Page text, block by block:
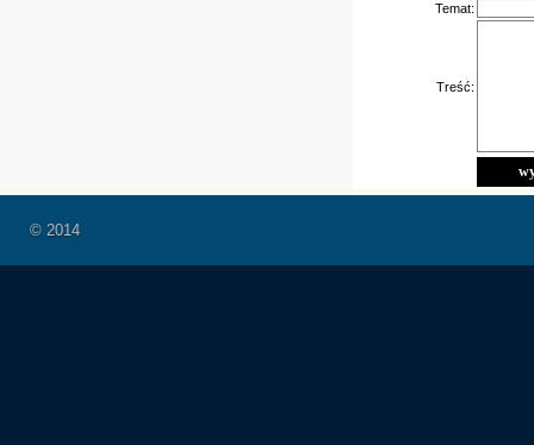
Temat:
Treść:
© 2014